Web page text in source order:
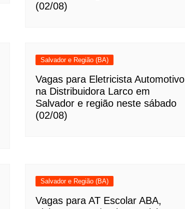
(02/08)
Salvador e Região (BA)
Vagas para Eletricista Automotivo
na Distribuidora Larco em
Salvador e região neste sábado
(02/08)
Salvador e Região (BA)
Vagas para AT Escolar ABA,